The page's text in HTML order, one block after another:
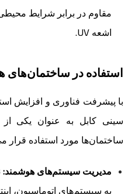
مقاوم در برابر شرایط
اشعه UV.
استفاده در ساختمان‌های
با پیشرفت فناوری و افزایش
سینی کابل به عنوان یکی
ساختمان‌ها مورد استفاده قرار
مدیریت سیستم‌های هوشمند: